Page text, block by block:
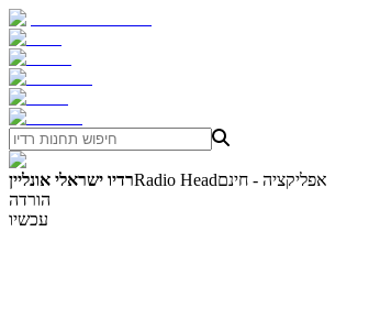
רדיו ישראלי אונלייןRadio Headאפליקציה - חינם
הורדה
עכשיו